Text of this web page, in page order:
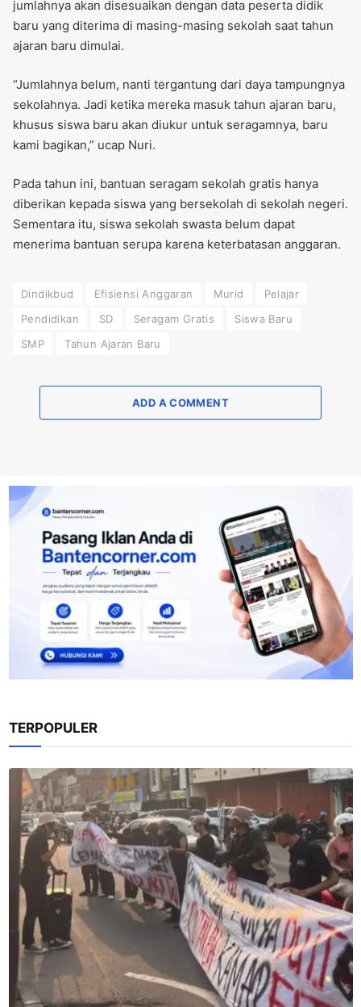
jumlahnya akan disesuaikan dengan data peserta didik
baru yang diterima di masing-masing sekolah saat tahun
ajaran baru dimulai.
“Jumlahnya belum, nanti tergantung dari daya tampungnya
sekolahnya. Jadi ketika mereka masuk tahun ajaran baru,
khusus siswa baru akan diukur untuk seragamnya, baru
kami bagikan,” ucap Nuri.
Pada tahun ini, bantuan seragam sekolah gratis hanya
diberikan kepada siswa yang bersekolah di sekolah negeri.
Sementara itu, siswa sekolah swasta belum dapat
menerima bantuan serupa karena keterbatasan anggaran.
Dindikbud Efisiensi Anggaran Murid
Pelajar
Pendidikan
SD Seragam Gratis
Siswa Baru
SMP
Tahun Ajaran Baru
ADD A COMMENT
TERPOPULER